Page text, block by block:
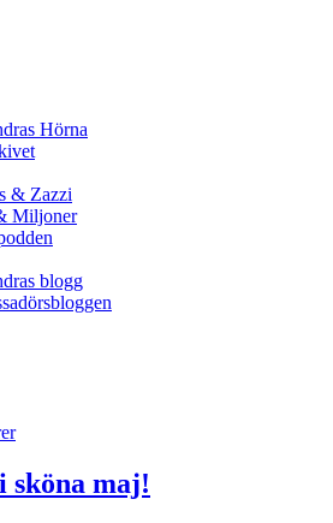
Hörna
& Zazzi
Miljoner
blogg
sköna maj!